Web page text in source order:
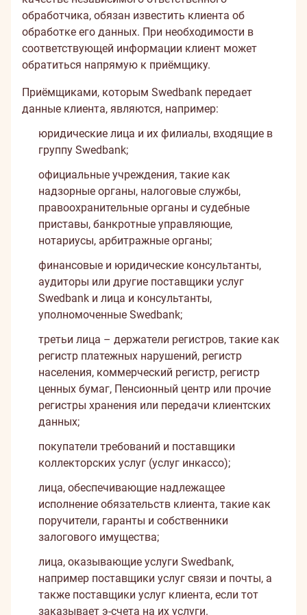
обработчика, обязан известить клиента об
обработке его данных. При необходимости в
соответствующей информации клиент может
обратиться напрямую к приёмщику.
Приёмщиками, которым Swedbank передает
данные клиента, являются, например:
юридические лица и их филиалы, входящие в
группу Swedbank;
официальные учреждения, такие как
надзорные органы, налоговые службы,
правоохранительные органы и судебные
приставы, банкротные управляющие,
нотариусы, арбитражные органы;
финансовые и юридические консультанты,
аудиторы или другие поставщики услуг
Swedbank и лица и консультанты,
уполномоченные Swedbank;
третьи лица – держатели регистров, такие как
регистр платежных нарушений, регистр
населения, коммерческий регистр, регистр
ценных бумаг, Пенсионный центр или прочие
регистры хранения или передачи клиентских
данных;
покупатели требований и поставщики
коллекторских услуг (услуг инкассо);
лица, обеспечивающие надлежащее
исполнение обязательств клиента, такие как
поручители, гаранты и собственники
залогового имущества;
лица, оказывающие услуги Swedbank,
например поставщики услуг связи и почты, а
также поставщики услуг клиента, если тот
заказывает э-счета на их услуги.